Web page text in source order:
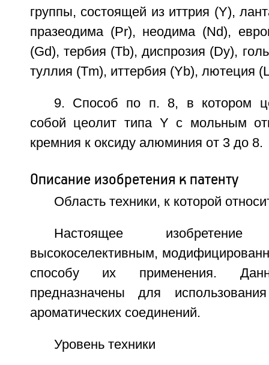
группы, состоящей из иттрия (Y),
празеодима (Pr), неодима (Nd),
(Gd), тербия (Tb), диспрозия (Dy),
туллия (Tm), иттербия (Yb), лютеция
9. Способ по п. 8, в котором
собой цеолит типа Y с мольным
кремния к оксиду алюминия от 3 до 8.
Описание изобретения к патенту
Область техники, к которой
Настоящее
высокоселективным,
способу их применения.
предназначены для
ароматических соединений.
Уровень техники